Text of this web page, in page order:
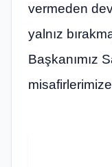
vermeden
yalnız
Başkanımız